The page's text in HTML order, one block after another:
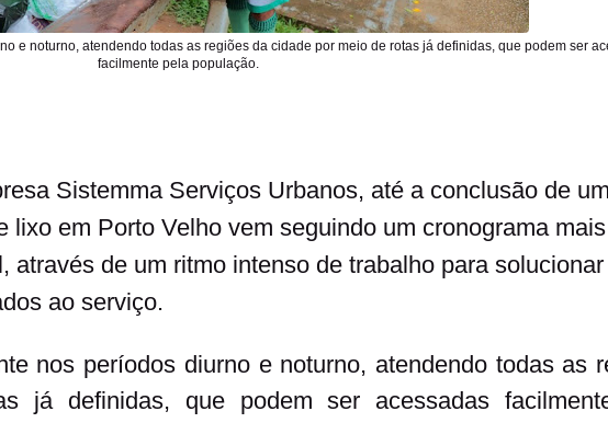
e noturno, atendendo todas as regiões da cidade por meio de rotas já definidas, que podem ser
facilmente pela população.
Sistemma Serviços Urbanos, até a conclusão de
lixo em Porto Velho vem seguindo um cronograma mais
através de um ritmo intenso de trabalho para solucionar
ao serviço.
nos períodos diurno e noturno, atendendo todas as
já definidas, que podem ser acessadas